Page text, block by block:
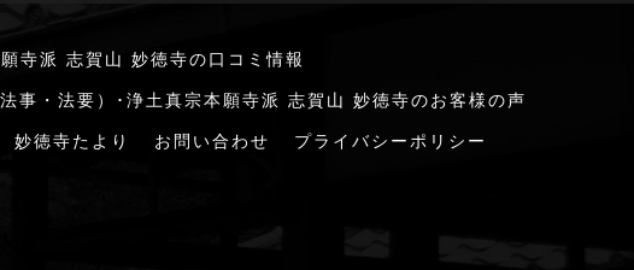
寺派 志賀山 妙徳寺の口コミ情報
事・法要）･浄土真宗本願寺派 志賀山 妙徳寺のお客様の声
妙徳寺たより お問い合わせ プライバシーポリシー